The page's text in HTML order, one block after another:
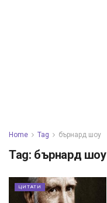
Home Tag бърнард шоу
Tag: бърнард шоу
ЦИТАТИ